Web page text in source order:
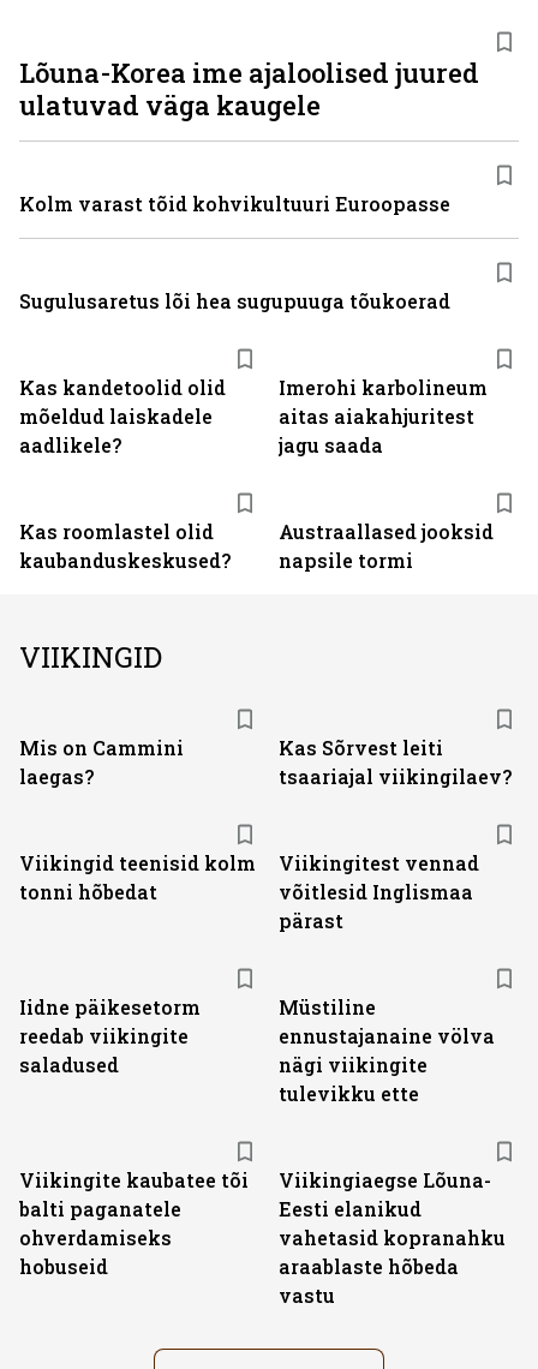
Kas kandetoolid olid
mõeldud laiskadele
aadlikele?
Imerohi karbolineum
aitas aiakahjuritest
jagu saada
Kas roomlastel olid
kaubanduskeskused?
Austraallased jooksid
napsile tormi
Lõuna-Korea ime ajaloolised juured
ulatuvad väga kaugele
Kolm varast tõid kohvikultuuri Euroopasse
Sugulusaretus lõi hea sugupuuga tõukoerad
VIIKINGID
Mis on Cammini
laegas?
Kas Sõrvest leiti
tsaariajal viikingilaev?
Viikingid teenisid kolm
tonni hõbedat
Viikingitest vennad
võitlesid Inglismaa
pärast
Iidne päikesetorm
reedab viikingite
saladused
Müstiline
ennustajanaine völva
nägi viikingite
tulevikku ette
Viikingite kaubatee tõi
balti paganatele
ohverdamiseks
hobuseid
Viikingiaegse Lõuna-
Eesti elanikud
vahetasid kopranahku
araablaste hõbeda
vastu